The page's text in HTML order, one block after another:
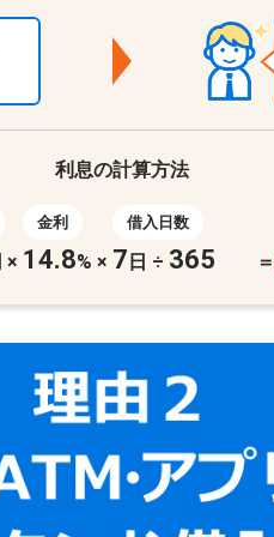
利息の計算方法
×
金利
14.8% ×
借入日数
7 日 ÷ 365 ＝